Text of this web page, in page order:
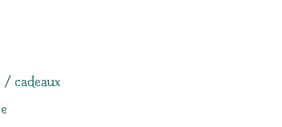
/ cadeaux